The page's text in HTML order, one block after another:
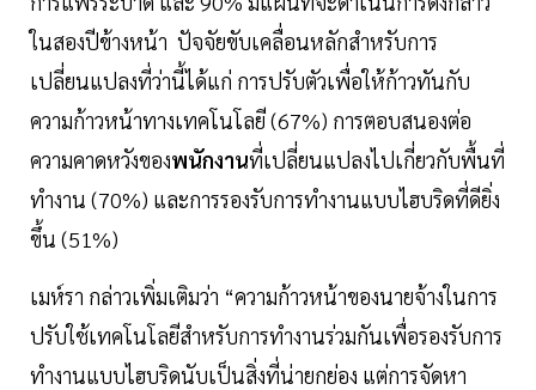
ในสองปีข้างหน้า ปัจจัยขับเคลื่อนหลักสำหรับการ
เปลี่ยนแปลงที่ว่านี้ได้แก่ การปรับตัวเพื่อให้ก้าวทันกับ
ความก้าวหน้าทางเทคโนโลยี (67%) การตอบสนองต่อ
ความคาดหวังของพนักงานที่เปลี่ยนแปลงไปเกี่ยวกับพื้นที่
ทำงาน (70%) และการรองรับการทำงานแบบไฮบริดที่ดียิ่ง
ขึ้น (51%)
เมห์รา กล่าวเพิ่มเติมว่า “ความก้าวหน้าของนายจ้างในการ
ปรับใช้เทคโนโลยีสำหรับการทำงานร่วมกันเพื่อรองรับการ
ทำงานแบบไฮบริดนับเป็นสิ่งที่น่ายกย่อง แต่การจัดหา